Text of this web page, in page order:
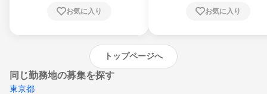
崎県、熊本県、大分県、宮崎県、鹿児島県、
お気に入り お気に入り
トップページへ
同じ勤務地の募集を探す
東京都